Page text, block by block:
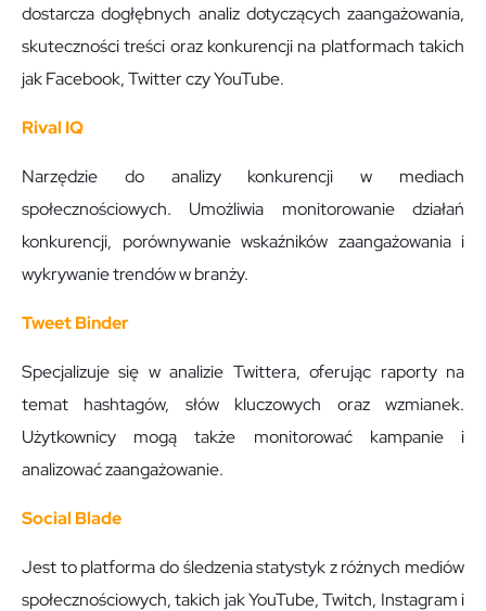
dostarcza dogłębnych analiz dotyczących zaangażowania,
skuteczności treści oraz konkurencji na platformach takich
jak Facebook, Twitter czy YouTube.
Rival IQ
Narzędzie do analizy konkurencji w mediach
społecznościowych. Umożliwia monitorowanie działań
konkurencji, porównywanie wskaźników zaangażowania i
wykrywanie trendów w branży.
Tweet Binder
Specjalizuje się w analizie Twittera, oferując raporty na
temat hashtagów, słów kluczowych oraz wzmianek.
Użytkownicy mogą także monitorować kampanie i
analizować zaangażowanie.
Social Blade
Jest to platforma do śledzenia statystyk z różnych mediów
społecznościowych, takich jak YouTube, Twitch, Instagram i